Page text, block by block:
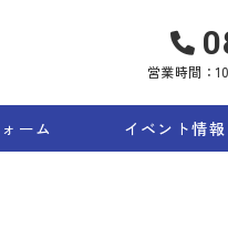
営業時間：
ーム イベント情報